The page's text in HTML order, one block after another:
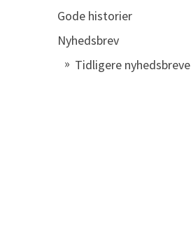
Gode historier
Nyhedsbrev
Tidligere nyhedsbreve